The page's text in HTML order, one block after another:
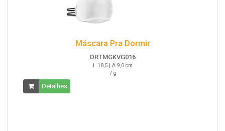
Máscara Pra Dormir
DRTMGKVG016
L 18,5 | A 9,0 cm
7 g
Detalhes